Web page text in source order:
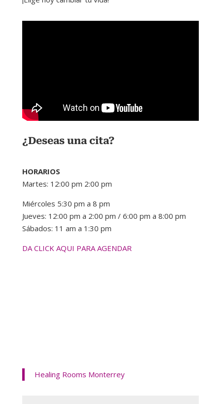
¿Deseas una cita?
HORARIOS
Martes: 12:00 pm 2:00 pm
Miércoles 5:30 pm a 8 pm
Jueves: 12:00 pm a 2:00 pm / 6:00 pm a 8:00 pm
Sábados: 11 am a 1:30 pm
DA CLICK AQUI PARA AGENDAR
Healing Rooms Monterrey